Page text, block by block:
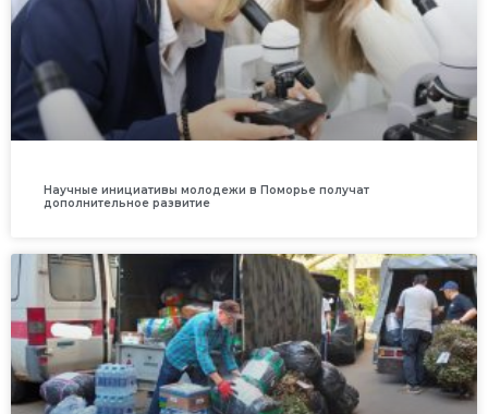
Научные инициативы молодежи в Поморье получат
дополнительное развитие